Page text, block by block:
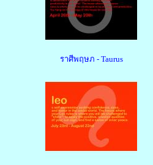
ราศีพฤษภ - Taurus